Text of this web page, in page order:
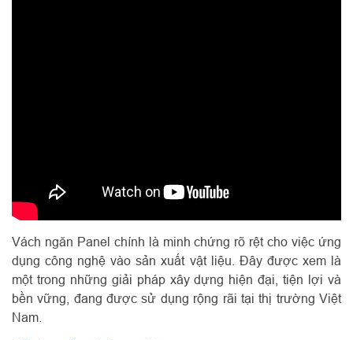
Vách ngăn Panel chính là minh chứng rõ rệt cho việc ứng
dụng công nghệ vào sản xuất vật liệu. Đây được xem là
một trong những giải pháp xây dựng hiện đại, tiện lợi và
bền vững, đang được sử dụng rộng rãi tại thị trường Việt
Nam.